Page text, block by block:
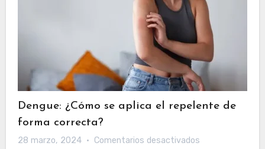
Dengue: ¿Cómo se aplica el repelente de
forma correcta?
28 marzo, 2024 Comentarios desactivadosen